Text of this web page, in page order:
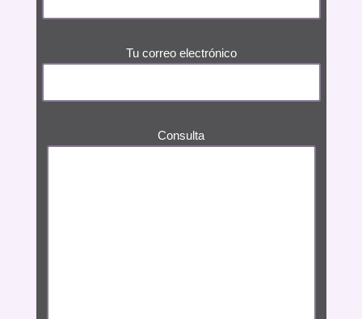
Tu correo electrónico
Consulta